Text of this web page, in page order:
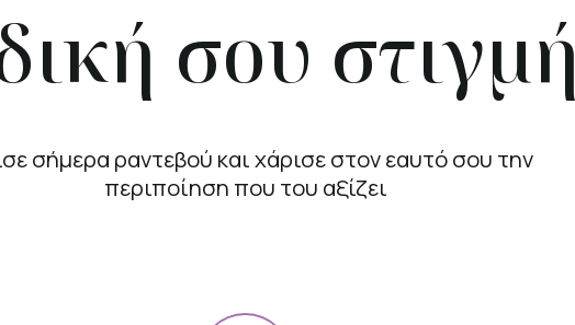
σου στιγμή
σήμερα ραντεβού και χάρισε στον εαυτό σου την
περιποίηση που του αξίζει